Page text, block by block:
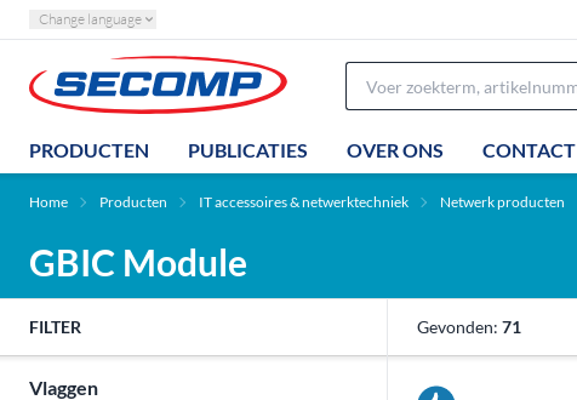
Change language
PRODUCTEN PUBLICATIES OVER ONS CONTACT
Home Producten IT accessoires & netwerktechniek Netwerk producten
GBIC Module
FILTER
Vlaggen
Gevonden: 71